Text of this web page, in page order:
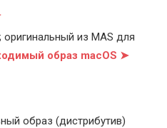
из MAS для
образ macOS ➤
образ (дистрибутив)